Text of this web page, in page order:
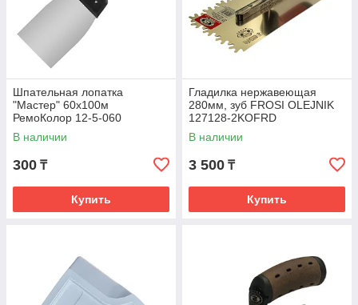
Шпательная лопатка
"Мастер" 60х100м
РемоКолор 12-5-060
В наличии
300 ₸
Купить
Гладилка нержавеющая
280мм, зуб FROSI OLEJNIK
127128-2KOFRD
В наличии
3 500 ₸
Купить